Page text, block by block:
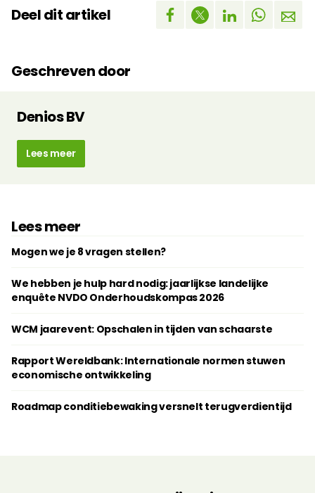
Deel dit artikel
Geschreven door
Denios BV
Lees meer
Lees meer
Mogen we je 8 vragen stellen?
We hebben je hulp hard nodig: jaarlijkse landelijke
enquête NVDO Onderhoudskompas 2026
WCM jaarevent: Opschalen in tijden van schaarste
Rapport Wereldbank: Internationale normen stuwen
economische ontwikkeling
Roadmap conditiebewaking versnelt terugverdientijd